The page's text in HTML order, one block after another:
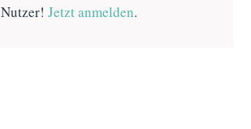
Nutzer! Jetzt anmelden.